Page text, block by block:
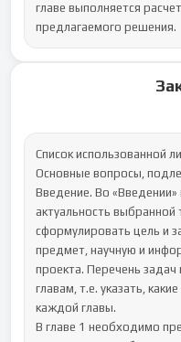
главе выполняется
предлагаемого решения.
Список использованной
Основные вопросы,
Введение. Во
актуальность
сформулировать цель и
предмет, научную и
проекта. Перечень
главам, т.е. указать,
каждой главы.
В главе 1 необходимо